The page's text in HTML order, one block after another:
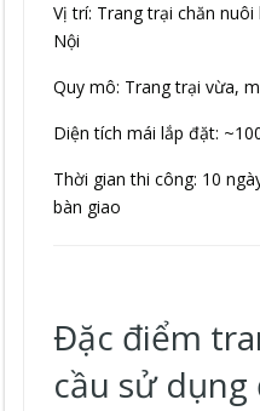
Vị trí: Trang trại chăn
Nội
Quy mô: Trang trại vừa,
Diện tích mái lắp đặt:
Thời gian thi công: 10
bàn giao
Đặc điểm
cầu sử dụng